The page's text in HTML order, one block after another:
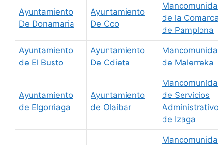
Ayuntamiento
De Donamaria
Ayuntamiento
De Oco
de la
de Pamplona
Ayuntamiento
de El Busto
Ayuntamiento
De Odieta
de Malerreka
Ayuntamiento
de Elgorriaga
Ayuntamiento
de Olaibar
de Servicios
de Izaga